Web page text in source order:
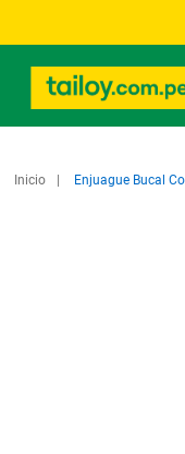
Inicio Enjuague Bucal